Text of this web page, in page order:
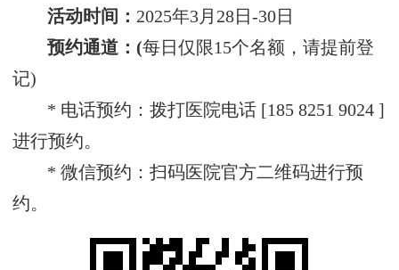
活动时间‌：2025年3月28日-30日
预约通道‌：(每日仅限15个名额，请提前登
记)
* 电话预约：拨打医院电话 [185 8251 9024 ]
进行预约。
* 微信预约：扫码医院官方二维码进行预
约。